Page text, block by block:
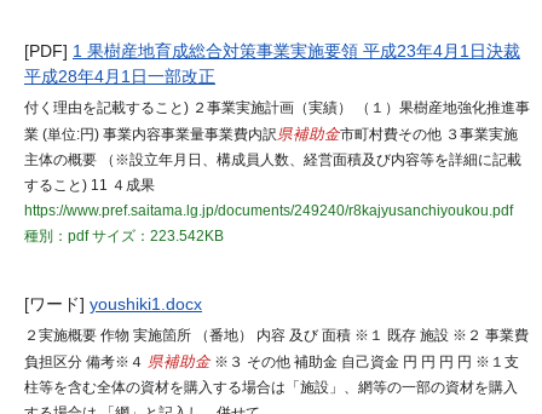
[PDF] 1 果樹産地育成総合対策事業実施要領 平成23年4月1日決裁
平成28年4月1日一部改正
付く理由を記載すること) ２事業実施計画（実績） （１）果樹産地強化推進事
業 (単位:円) 事業内容事業量事業費内訳県補助金市町村費その他 ３事業実施
主体の概要 （※設立年月日、構成員人数、経営面積及び内容等を詳細に記載
すること) 11 ４成果
https://www.pref.saitama.lg.jp/documents/249240/r8kajyusanchiyoukou.pdf
種別：pdfサイズ：223.542KB
[ワード] youshiki1.docx
２実施概要 作物 実施箇所 （番地） 内容 及び 面積 ※１ 既存 施設 ※２ 事業費
負担区分 備考※４ 県補助金 ※３ その他 補助金 自己資金 円 円 円 円 ※１支
柱等を含む全体の資材を購入する場合は「施設」、網等の一部の資材を購入